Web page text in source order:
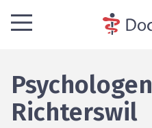
Psychologen
Richterswil